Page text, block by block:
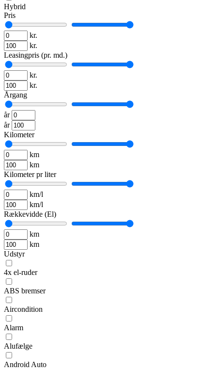
Hybrid
Pris
kr.
kr.
Leasingpris (pr. md.)
kr.
kr.
Årgang
år
år
Kilometer
km
km
Kilometer pr liter
km/l
km/l
Rækkevidde (El)
km
km
Udstyr
4x el-ruder
ABS bremser
Aircondition
Alarm
Alufælge
Android Auto